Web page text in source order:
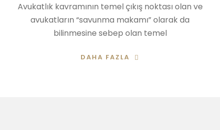
Avukatlık kavramının temel çıkış noktası olan ve
avukatların “savunma makamı” olarak da
bilinmesine sebep olan temel
DAHA FAZLA